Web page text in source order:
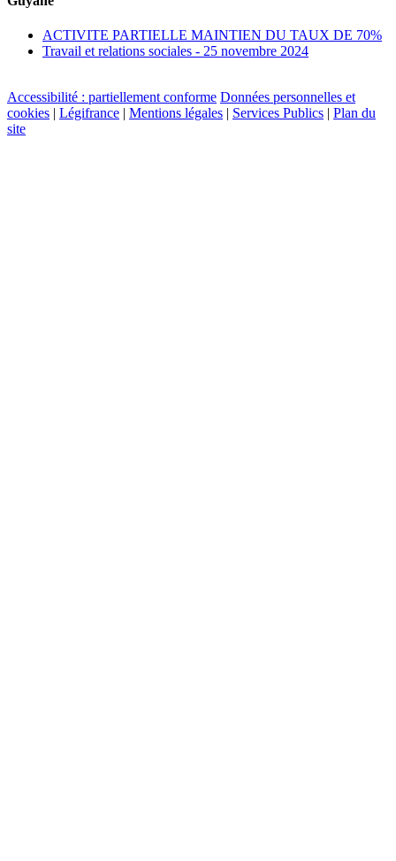
ACTIVITE PARTIELLE MAINTIEN DU TAUX DE 70%
Travail et relations sociales - 25 novembre 2024
Accessibilité : partiellement conforme Données personnelles et
cookies | Légifrance | Mentions légales | Services Publics | Plan du
site